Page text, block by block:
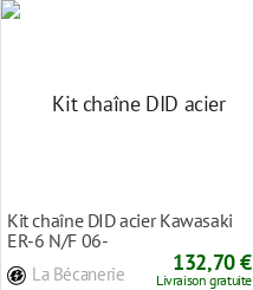
Kit chaîne DID acier Kawasaki
ER-6 N/F 06-
La Bécanerie 132,70 €
Livraison gratuite